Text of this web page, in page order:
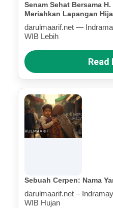
Senam Sehat Bersama
Meriahkan Lapangan
darulmaarif.net —
WIB Lebih
Read
Sebuah Cerpen: Nama
darulmaarif.net –
WIB Hujan